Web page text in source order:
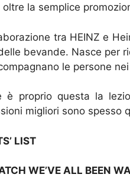
oltre la semplice
tra HEINZ e
bevande. Nasce per
le persone
è proprio questa la
migliori sono spesso
LIST
WE’VE ALL BEEN